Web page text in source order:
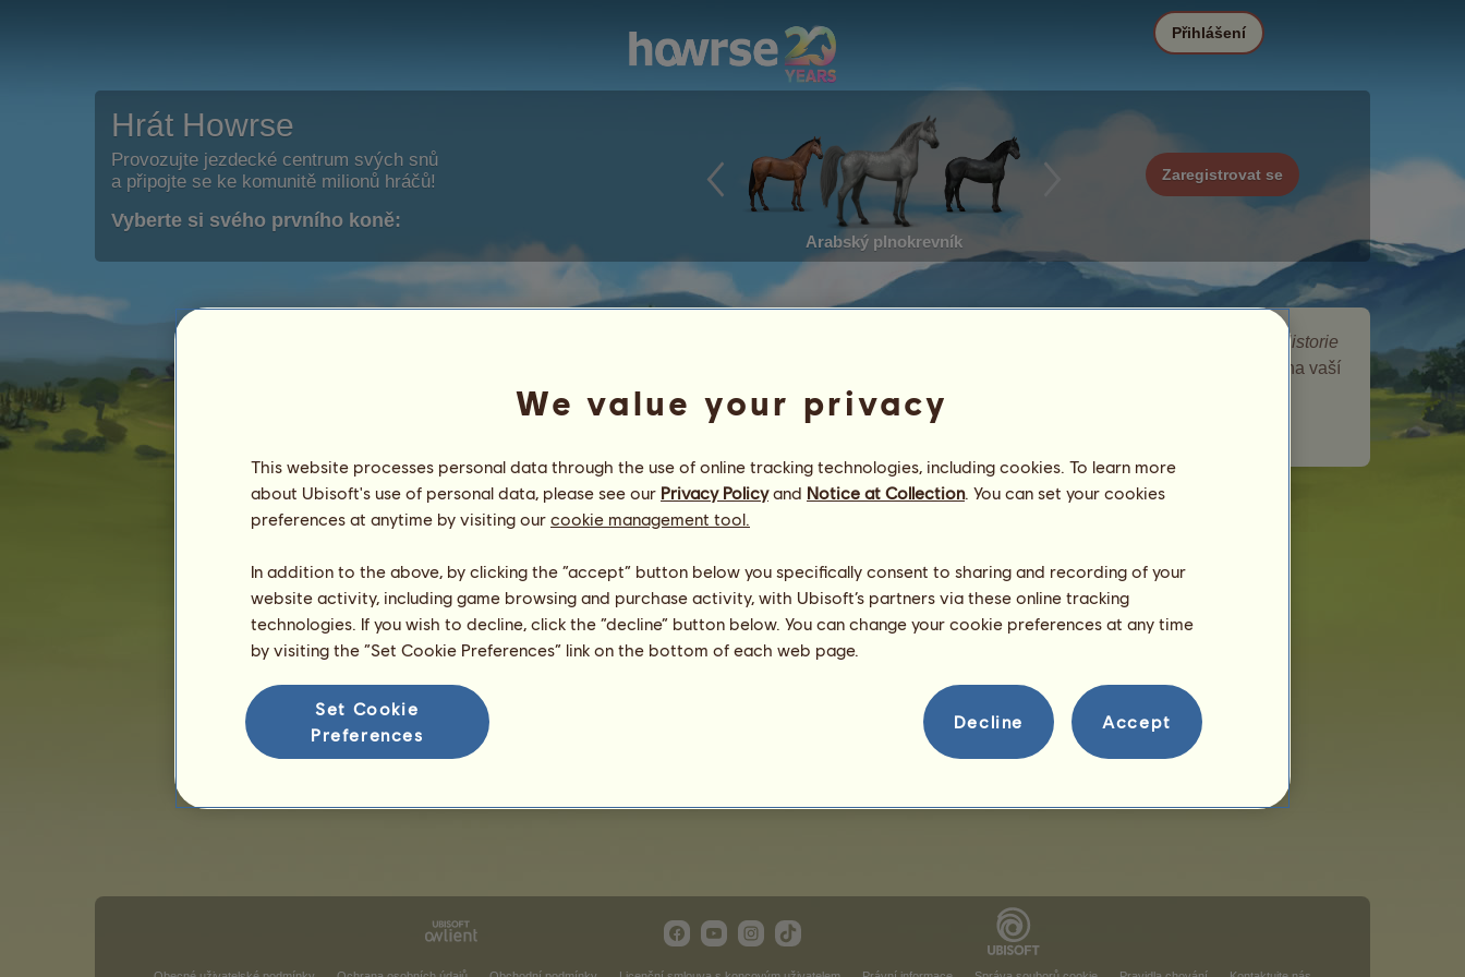
Hrát Howrse
Provozujte jezdecké centrum svých snů
a připojte se ke komunitě milionů hráčů!
Vyberte si svého prvního koně:
Arabský plnokrevník
Zaregistrovat se
Přihlášení
Lucy
Historie
události toulaví koně. Krátce se zdržel na vaší
We value your privacy
This website processes personal data through the use of online tracking technologies, including cookies. To learn more
about Ubisoft's use of personal data, please see our Privacy Policyand Notice at Collection. You can set your cookies
preferences at anytime by visiting our cookie management tool.
In addition to the above, by clicking the “accept” button below you specifically consent to sharing and recording of your
website activity, including game browsing and purchase activity, with Ubisoft’s partners via these online tracking
technologies. If you wish to decline, click the “decline” button below. You can change your cookie preferences at any time
by visiting the “Set Cookie Preferences” link on the bottom of each web page.
Set Cookie
Preferences
Decline Accept